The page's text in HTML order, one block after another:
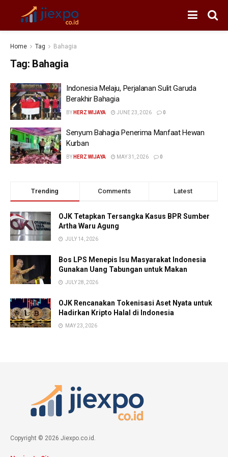
Home Tag Bahagia
Tag: Bahagia
Indonesia Melaju, Perjalanan Sulit Garuda
Berakhir Bahagia
BY HERZ WIJAYA JUNE 23, 2026 0
Senyum Bahagia Penerima Manfaat Hewan
Kurban
BY HERZ WIJAYA MAY 31, 2026 0
Trending Comments Latest
OJK Tetapkan Tersangka Kasus BPR Sumber
Artha Waru Agung
JULY 14, 2026
Bos LPS Menepis Isu Masyarakat Indonesia
Gunakan Uang Tabungan untuk Makan
JULY 28, 2026
OJK Rencanakan Tokenisasi Aset Nyata untuk
Hadirkan Kripto Halal di Indonesia
MAY 23, 2026
Copyright © 2026 Jiexpo.co.id.